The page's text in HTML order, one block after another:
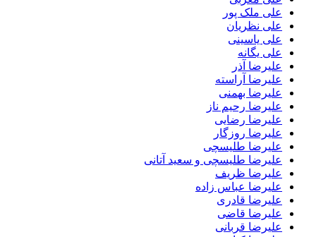
علی ملک پور
علی نظریان
علی یاسینی
علی یگانه
علیرضا آذر
علیرضا آراسته
علیرضا بهمنی
علیرضا رحیم ناز
علیرضا رضایی
علیرضا روزگار
علیرضا طلیسچی
علیرضا طلیسچی و سعید آتانی
علیرضا ظریف
علیرضا عباس زاده
علیرضا قادری
علیرضا قاضی
علیرضا قربانی